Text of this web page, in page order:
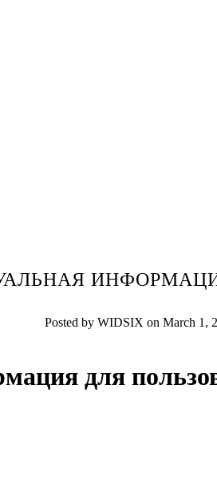
Posted by WIDSIX on March 1,
для